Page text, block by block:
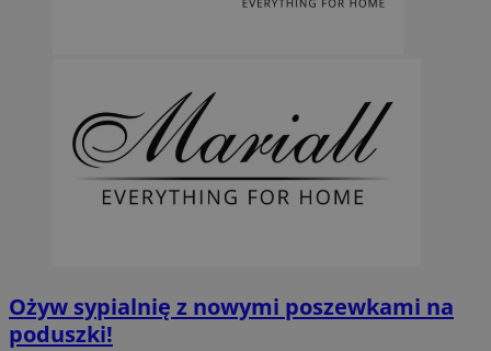
Ożyw sypialnię z nowymi poszewkami na
poduszki!